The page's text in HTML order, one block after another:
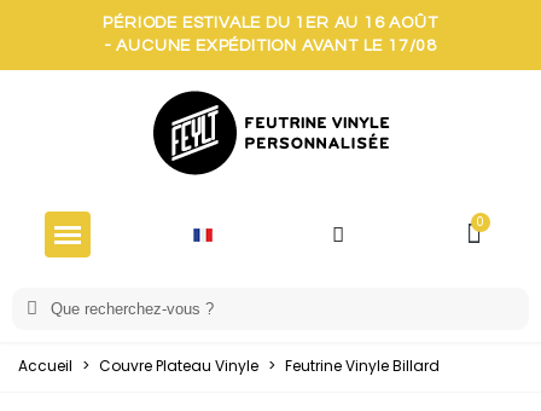
PÉRIODE ESTIVALE DU 1ER AU 16 AOÛT
- AUCUNE EXPÉDITION AVANT LE 17/08
Accueil > Couvre Plateau Vinyle > Feutrine Vinyle Billard